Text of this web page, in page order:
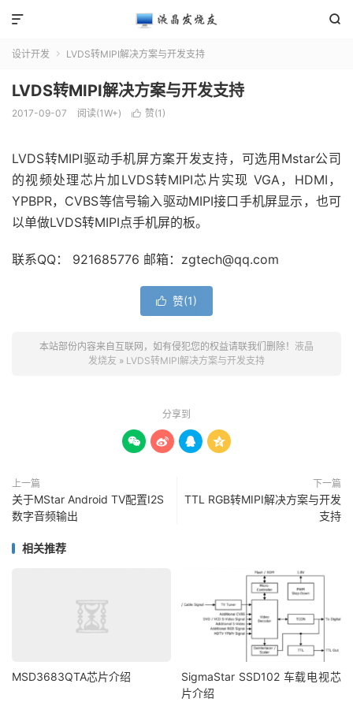


设计开发  LVDS转MIPI解决方案与开发支持
LVDS转MIPI解决方案与开发支持
2017-09-07 阅读(1W+)  赞(1 )
LVDS转MIPI驱动手机屏方案开发支持，可选用Mstar公司
的视频处理芯片加LVDS转MIPI芯片实现 VGA，HDMI，
YPBPR，CVBS等信号输入驱动MIPI接口手机屏显示，也可
以单做LVDS转MIPI点手机屏的板。
联系QQ： 921685776 邮箱：zgtech@qq.com
 赞(1)
本站部份内容来自互联网，如有侵犯您的权益请联我们删除！ 液晶
发烧友 » LVDS转MIPI解决方案与开发支持
分享到
   
上一篇
关于MStar Android TV配置I2S
数字音频输出
下一篇
TTL RGB转MIPI解决方案与开发
支持
相关推荐
MSD3683QTA芯片介绍
SigmaStar SSD102 车载电视芯
片介绍